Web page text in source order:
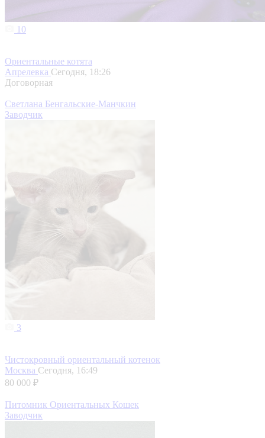
10
Ориентальные котята
Апрелевка Сегодня, 18:26
Договорная
Светлана Бенгальские-Манчкин
Заводчик
3
Чистокровный ориентальный котенок
Москва Сегодня, 16:49
80 000 ₽
Питомник Ориентальных Кошек
Заводчик